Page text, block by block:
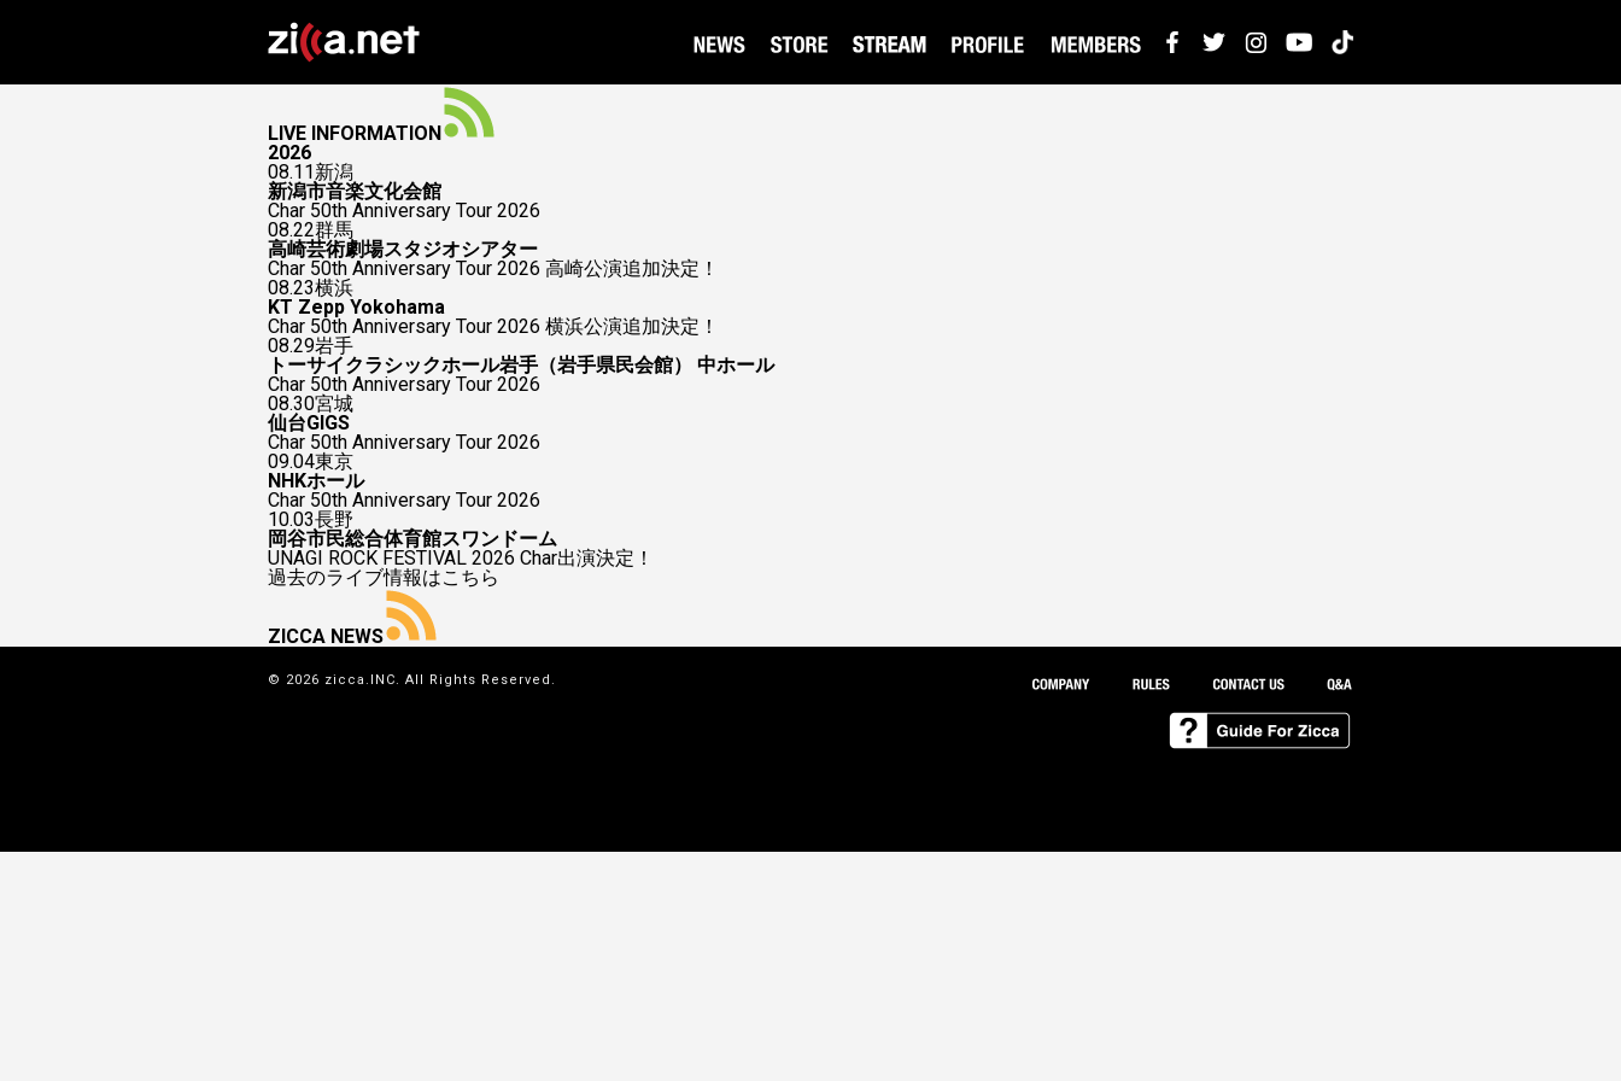
LIVE INFORMATION
2026
08.11新潟
新潟市音楽文化会館
Char 50th Anniversary Tour 2026
08.22群馬
高崎芸術劇場スタジオシアター
Char 50th Anniversary Tour 2026 高崎公演追加決定！
08.23横浜
KT Zepp Yokohama
Char 50th Anniversary Tour 2026 横浜公演追加決定！
08.29岩手
トーサイクラシックホール岩手（岩手県民会館） 中ホール
Char 50th Anniversary Tour 2026
08.30宮城
仙台GIGS
Char 50th Anniversary Tour 2026
09.04東京
NHKホール
Char 50th Anniversary Tour 2026
10.03長野
岡谷市民総合体育館スワンドーム
UNAGI ROCK FESTIVAL 2026 Char出演決定！
過去のライブ情報はこちら
ZICCA NEWS
© 2026 zicca.INC. All Rights Reserved.